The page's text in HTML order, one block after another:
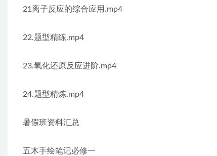
21离子反应的综合应用.mp4
22.题型精练.mp4
23.氧化还原反应进阶.mp4
24.题型精炼.mp4
暑假班资料汇总
五木手绘笔记必修一